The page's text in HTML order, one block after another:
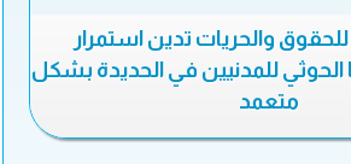
والحريات تدين استمرار
للمدنيين في الحديدة بشكل
متعمد